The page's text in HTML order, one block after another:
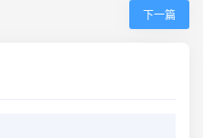
下一篇